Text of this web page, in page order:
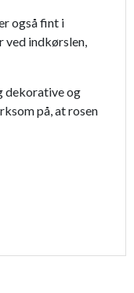
også fint i
ved indkørslen,
dekorative og
på, at rosen